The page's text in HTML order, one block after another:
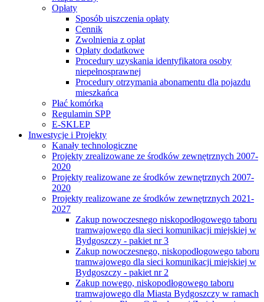
Opłaty
Sposób uiszczenia opłaty
Cennik
Zwolnienia z opłat
Opłaty dodatkowe
Procedury uzyskania identyfikatora osoby
niepełnosprawnej
Procedury otrzymania abonamentu dla pojazdu
mieszkańca
Płać komórką
Regulamin SPP
E-SKLEP
Inwestycje i Projekty
Kanały technologiczne
Projekty zrealizowane ze środków zewnętrznych 2007-
2020
Projekty realizowane ze środków zewnętrznych 2007-
2020
Projekty realizowane ze środków zewnętrznych 2021-
2027
Zakup nowoczesnego niskopodłogowego taboru
tramwajowego dla sieci komunikacji miejskiej w
Bydgoszczy - pakiet nr 3
Zakup nowoczesnego, niskopodłogowego taboru
tramwajowego dla sieci komunikacji miejskiej w
Bydgoszczy - pakiet nr 2
Zakup nowego, niskopodłogowego taboru
tramwajowego dla Miasta Bydgoszczy w ramach